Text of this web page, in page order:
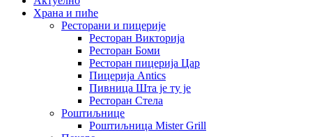
Храна и пиће
Ресторани и пицерије
Ресторан Викторија
Ресторан Боми
Ресторан пицерија Цар
Пицерија Аntics
Пивница Шта је ту је
Ресторан Стела
Роштиљнице
Роштиљница Mister Grill